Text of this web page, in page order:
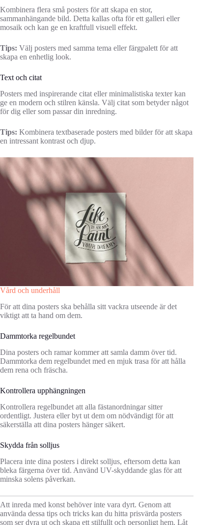
Kombinera flera små posters för att skapa en stor,
sammanhängande bild. Detta kallas ofta för ett galleri eller
mosaik och kan ge en kraftfull visuell effekt.
Tips: Välj posters med samma tema eller färgpalett för att
skapa en enhetlig look.
Text och citat
Posters med inspirerande citat eller minimalistiska texter kan
ge en modern och stilren känsla. Välj citat som betyder något
för dig eller som passar din inredning.
Tips: Kombinera textbaserade posters med bilder för att skapa
en intressant kontrast och djup.
Vård och underhåll
För att dina posters ska behålla sitt vackra utseende är det
viktigt att ta hand om dem.
Dammtorka regelbundet
Dina posters och ramar kommer att samla damm över tid.
Dammtorka dem regelbundet med en mjuk trasa för att hålla
dem rena och fräscha.
Kontrollera upphängningen
Kontrollera regelbundet att alla fästanordningar sitter
ordentligt. Justera eller byt ut dem om nödvändigt för att
säkerställa att dina posters hänger säkert.
Skydda från solljus
Placera inte dina posters i direkt solljus, eftersom detta kan
bleka färgerna över tid. Använd UV-skyddande glas för att
minska solens påverkan.
Att inreda med konst behöver inte vara dyrt. Genom att
använda dessa tips och tricks kan du hitta prisvärda posters
som ser dyra ut och skapa ett stilfullt och personligt hem. Låt